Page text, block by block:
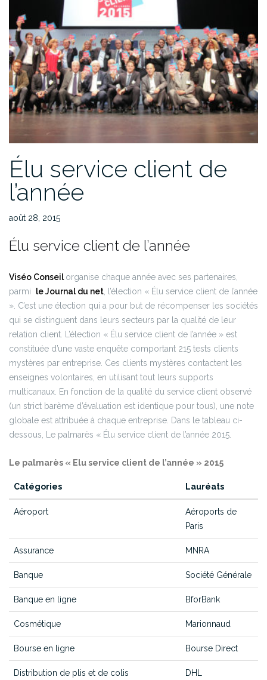
Élu service client de
l’année
août 28, 2015
Élu service client de l’année
Viséo Conseilorganise chaque année avec ses partenaires,
parmi le Journal du net, l’élection « Élu service client de l’année
». C’est une élection qui a pour but de récompenser les sociétés
qui se distinguent dans leurs secteurs par la qualité de leur
relation client. L’élection « Élu service client de l’année » est
constituée d’une vaste enquête comportant 215 tests clients
mystères par entreprise. Ces clients mystères contactent les
enseignes volontaires, en utilisant tout leurs supports
multicanaux. En fonction de la qualité du service client observé
(un strict barème d’évaluation est identique pour tous), une note
globale est attribuée à chaque entreprise. Dans le tableau ci-
dessous, Le palmarès « Élu service client de l’année 2015.
Le palmarès « Elu service client de l’année » 2015
Catégories Lauréats
Aéroport
Aéroports de
Paris
Assurance MNRA
Banque Société Générale
Banque en ligne BforBank
Cosmétique Marionnaud
Bourse en ligne Bourse Direct
Distribution de plis et de colis DHL